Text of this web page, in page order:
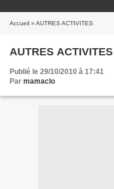
Accueil » AUTRES ACTIVITES
AUTRES ACTIVITES
Publié le 29/10/2010 à 17:41
Par mamaclo